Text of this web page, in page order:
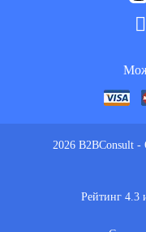
при
сталкивается с
могут быть
различные
которых пользуются
2026 B2BConsult -
Рейтинг 4.3